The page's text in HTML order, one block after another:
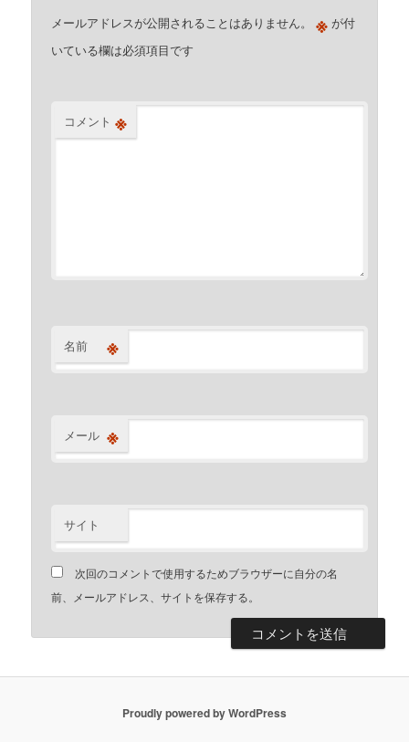
メールアドレスが公開されることはありません。 ※ が付
いている欄は必須項目です
コメント ※
名前 ※
メール ※
サイト
次回のコメントで使用するためブラウザーに自分の名
前、メールアドレス、サイトを保存する。
Proudly powered by WordPress